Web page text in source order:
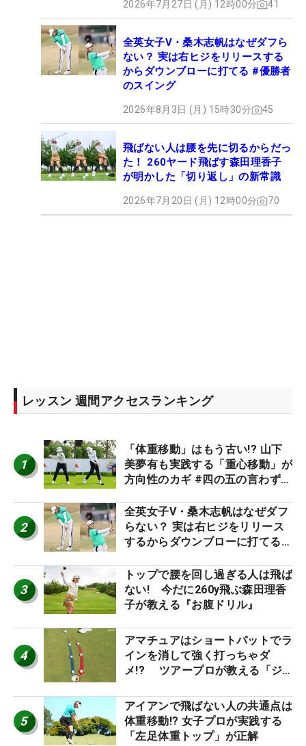
2026年7月27日 (月) 12時00分 41
全英女子V・桑木志帆はなぜダフら
ない？ 実は右ヒジをリリースする
からダウンブローに打てる #優勝者
のスイング
2026年8月3日 (月) 15時30分 45
飛ばない人は腰を先に切るからだっ
た！ 260ヤード飛ばす森田理香子
が明かした「切り返し」の新常識
2026年7月20日 (月) 12時00分 70
レッスン 週間アクセスランキング
1
「体重移動」はもう古い!? 山下
美夢有も実践する「重心移動」が
方向性のカギ #四の五の言わず振
2
全英女子V・桑木志帆はなぜダフ
らない？ 実は右ヒジをリリース
するからダウンブローに打てる #
3
トップで腰を回し過ぎる人は飛ば
ない! 今だに260y飛ぶ森田理香
子が教える『お腹ドリル』
4
アマチュアはショートパットでラ
インを消して強く打っちゃダ
メ!? ツアープロが教える「ジ
減するワケ
5
アイアンで飛ばない人の共通点は
体重移動!? 女子プロが実践する
「左足体重トップ」が正解